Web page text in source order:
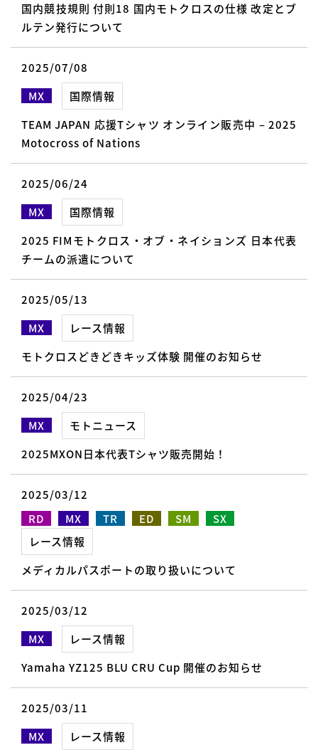
国内競技規則 付則18 国内モトクロスの仕様 改定とブ
ルテン発行について
2025/07/08
MX
国際情報
TEAM JAPAN 応援Tシャツ オンライン販売中 – 2025
Motocross of Nations
2025/06/24
MX
国際情報
2025 FIMモトクロス・オブ・ネイションズ 日本代表
チームの派遣について
2025/05/13
MX
レース情報
モトクロスどきどきキッズ体験 開催のお知らせ
2025/04/23
MX
モトニュース
2025MXON日本代表Tシャツ販売開始！
2025/03/12
RD
MX TR ED SM
SX
レース情報
メディカルパスポートの取り扱いについて
2025/03/12
MX
レース情報
Yamaha YZ125 BLU CRU Cup 開催のお知らせ
2025/03/11
MX
レース情報